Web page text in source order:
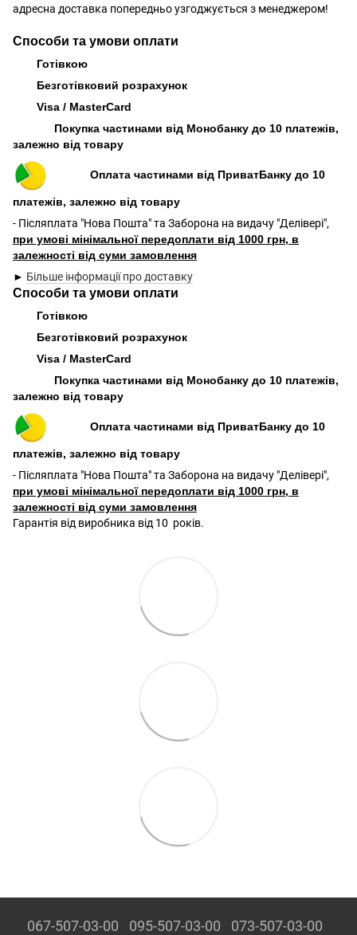
адресна доставка попередньо узгоджується з менеджером!
Способи та умови оплати
Готівкою
Безготівковий розрахунок
Visa / MasterCard
Покупка частинами від Монобанку до 10 платежів,
залежно від товару
Оплата частинами від ПриватБанку до 10
платежів, залежно від товару
- Післяплата "Нова Пошта" та Заборона на видачу "Делівері",
при умові мінімальної передоплати від 1000 грн, в
залежності від суми замовлення
► Більше інформації про доставку
Способи та умови оплати
Готівкою
Безготівковий розрахунок
Visa / MasterCard
Покупка частинами від Монобанку до 10 платежів,
залежно від товару
Оплата частинами від ПриватБанку до 10
платежів, залежно від товару
- Післяплата "Нова Пошта" та Заборона на видачу "Делівері",
при умові мінімальної передоплати від 1000 грн, в
залежності від суми замовлення
Гарантія від виробника від 10 років.
067-507-03-00 095-507-03-00
073-507-03-00